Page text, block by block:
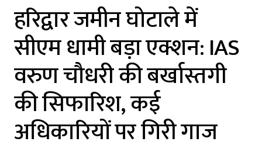
हरिद्वार जमीन घोटाले में
सीएम धामी बड़ा एक्शन: IAS
वरुण चौधरी की बर्खास्तगी
की सिफारिश, कई
अधिकारियों पर गिरी गाज